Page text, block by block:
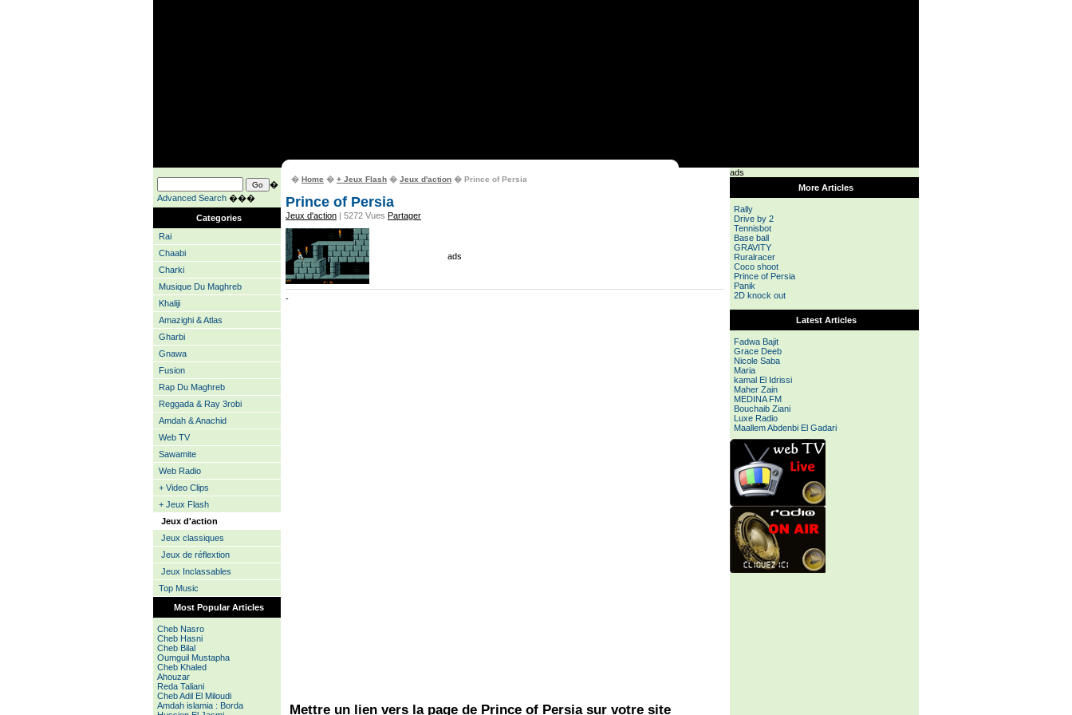
�
Advanced Search ���
Categories
Rai
Chaabi
Charki
Musique Du Maghreb
Khaliji
Amazighi & Atlas
Gharbi
Gnawa
Fusion
Rap Du Maghreb
Reggada & Ray 3robi
Amdah & Anachid
Web TV
Sawamite
Web Radio
+ Video Clips
+ Jeux Flash
Jeux d'action
Jeux classiques
Jeux de réflextion
Jeux Inclassables
Top Music
Most Popular Articles
Cheb Nasro
Cheb Hasni
Cheb Bilal
Oumguil Mustapha
Cheb Khaled
Ahouzar
Reda Taliani
Cheb Adil El Miloudi
Amdah islamia : Borda
� Home � + Jeux Flash � Jeux d'action � Prince of Persia
Prince of Persia
Jeux d'action | 5272 Vues Partager
ads
-
Mettre un lien vers la page de Prince of Persia sur votre site
ads
More Articles
Rally
Drive by 2
Tennisbot
Base ball
GRAVITY
Ruralracer
Coco shoot
Prince of Persia
Panik
2D knock out
Latest Articles
Fadwa Bajit
Grace Deeb
Nicole Saba
Maria
kamal El Idrissi
Maher Zain
MEDINA FM
Bouchaib Ziani
Luxe Radio
Maallem Abdenbi El Gadari